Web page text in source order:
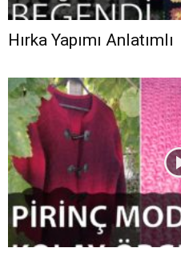
Hırka Yapımı Anlatımlı